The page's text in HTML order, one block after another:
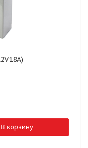
В корзину